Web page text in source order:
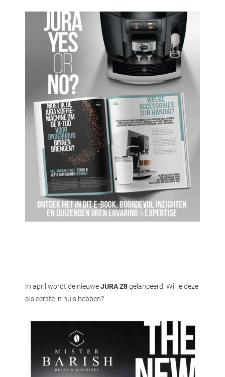
In april wordt de nieuweJURA Z8gelanceerd. Wil je deze
als eerste in huis hebben?